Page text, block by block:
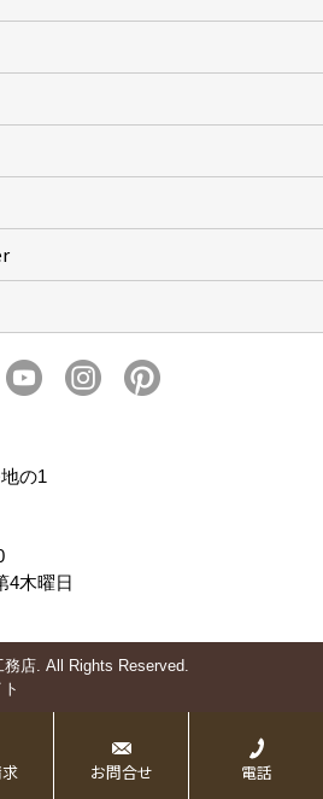
)ース)
地の1
4木曜日
店. All Rights Reserved.
お問合せ 電話